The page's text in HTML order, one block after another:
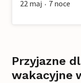
22 maj • 7 noce
Przyjazne
wakacyjne